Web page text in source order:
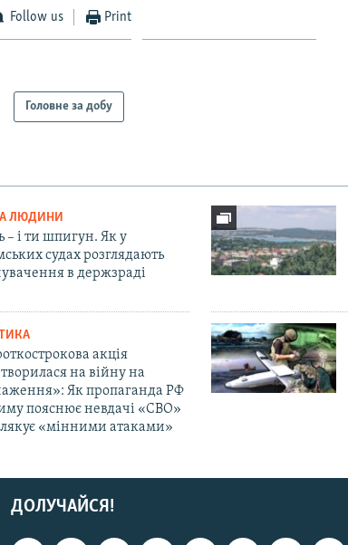
Follow us Print
Головне за добу
ЛЮДИНИ
– і ти шпигун. Як у
судах розглядають
в держзраді
акція
на війну на
Як пропаганда РФ
пояснює невдачі «СВО»
«мінними атаками»
ДОЛУЧАЙСЯ!